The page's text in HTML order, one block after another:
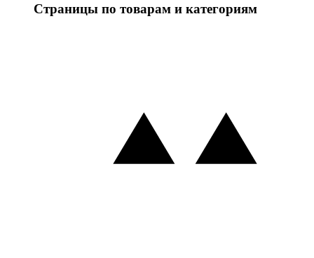
Страницы по товарам и категориям